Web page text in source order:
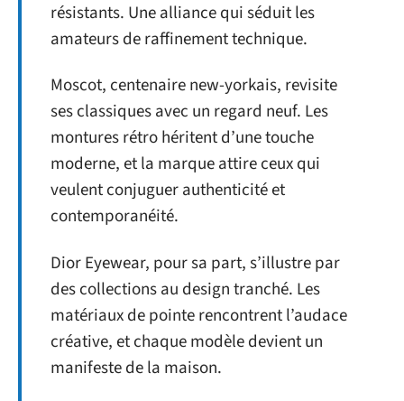
résistants. Une alliance qui séduit les
amateurs de raffinement technique.
Moscot, centenaire new-yorkais, revisite
ses classiques avec un regard neuf. Les
montures rétro héritent d’une touche
moderne, et la marque attire ceux qui
veulent conjuguer authenticité et
contemporanéité.
Dior Eyewear, pour sa part, s’illustre par
des collections au design tranché. Les
matériaux de pointe rencontrent l’audace
créative, et chaque modèle devient un
manifeste de la maison.